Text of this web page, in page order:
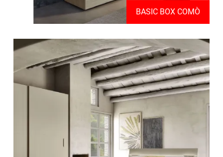
BASIC BOX COMÒ